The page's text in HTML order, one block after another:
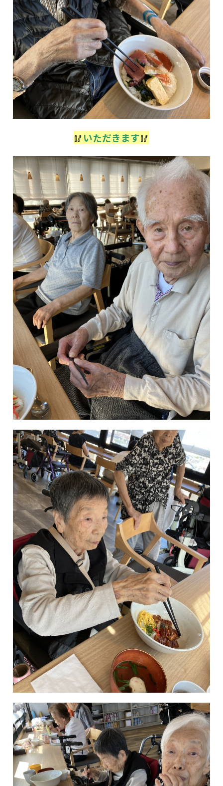
🥢いただきます🥢